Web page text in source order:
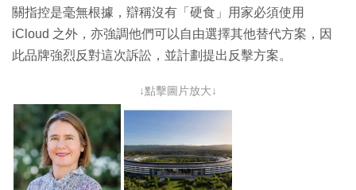
關指控是毫無根據，辯稱沒有「硬食」用家必須使用
iCloud 之外，亦強調他們可以自由選擇其他替代方案，因
此品牌強烈反對這次訴訟，並計劃提出反擊方案。
↓點擊圖片放大↓